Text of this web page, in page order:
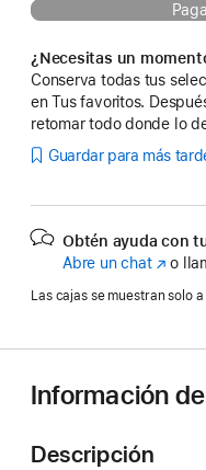
¿Necesitas un
Conserva todas tus
en Tus favoritos.
retomar todo donde lo
Guardar para más
Obtén ayuda con
Abre un chat(Se
abre
o
Las cajas se muestran solo
Información
Descripción